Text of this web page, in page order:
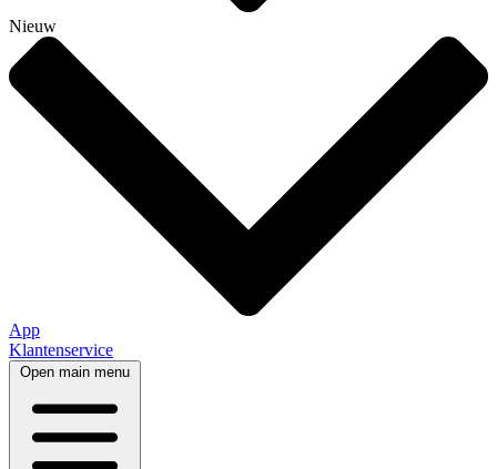
Nieuw
App
Klantenservice
Open main menu